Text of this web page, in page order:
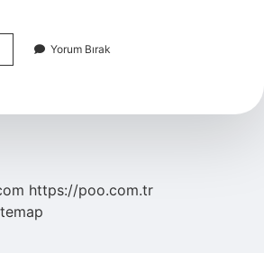
Canımın
Yorum Bırak
https://poo.com.tr